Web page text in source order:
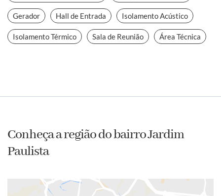
Gerador Hall de Entrada Isolamento Acústico
Isolamento Térmico Sala de Reunião Área Técnica
Conheça a região do bairro Jardim
Paulista